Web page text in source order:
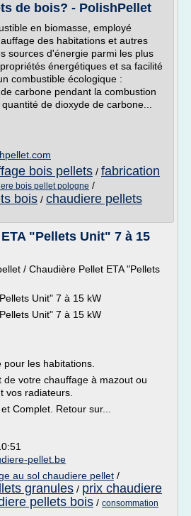
de bois? - PolishPellet
en biomasse, employé
des habitations et autres
sources d'énergie parmi les plus
énergétiques et sa facilité
combustible écologique :
carbone pendant la combustion
de dioxyde de carbone...
bois pellets / fabrication
bois pellet pologne /
bois / chaudiere pellets
"Pellets Unit" 7 à 15
/ Chaudière Pellet ETA "Pellets
Unit" 7 à 15 kW
Unit" 7 à 15 kW
les habitations.
de votre chauffage à mazout ou
vos radiateurs.
Complet. Retour sur...
pellet.be
au sol chaudiere pellet /
granules / prix chaudiere
pellets bois / consommation